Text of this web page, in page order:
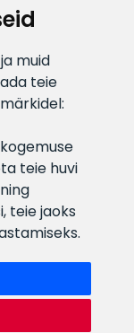
muid
teie
teie huvi
, teie jaoks
.